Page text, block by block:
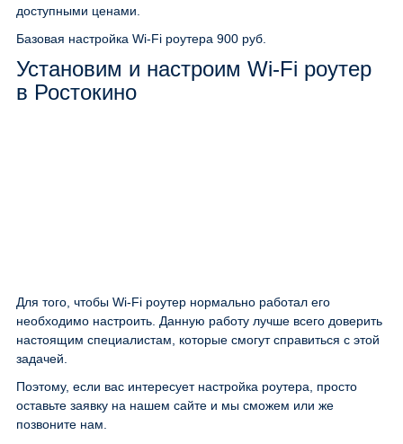
доступными ценами.
Базовая настройка Wi-Fi роутера 900 руб.
Установим и настроим Wi-Fi роутер
в Ростокино
Для того, чтобы Wi-Fi роутер нормально работал его
необходимо настроить. Данную работу лучше всего доверить
настоящим специалистам, которые смогут справиться с этой
задачей.
Поэтому, если вас интересует настройка роутера, просто
оставьте заявку на нашем сайте и мы сможем или же
позвоните нам.